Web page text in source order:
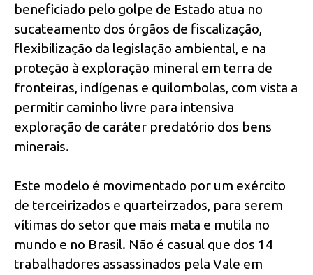
beneficiado pelo golpe de Estado atua no
sucateamento dos órgãos de fiscalização,
flexibilização da legislação ambiental, e na
proteção à exploração mineral em terra de
fronteiras, indígenas e quilombolas, com vista a
permitir caminho livre para intensiva
exploração de caráter predatório dos bens
minerais.
Este modelo é movimentado por um exército
de terceirizados e quarteirzados, para serem
vítimas do setor que mais mata e mutila no
mundo e no Brasil. Não é casual que dos 14
trabalhadores assassinados pela Vale em